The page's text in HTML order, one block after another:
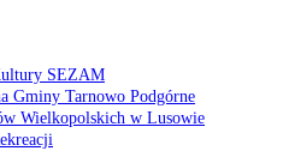
SEZAM
Gminy Tarnowo Podgórne
Wielkopolskich w Lusowie